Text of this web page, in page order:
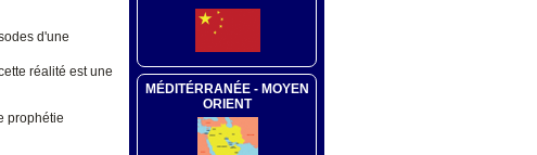
d'une
réalité est une
prophétie
MÉDITÉRRANÉE - MOYEN
ORIENT